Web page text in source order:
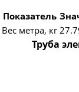
Показатель
Вес метра, кг
Труба